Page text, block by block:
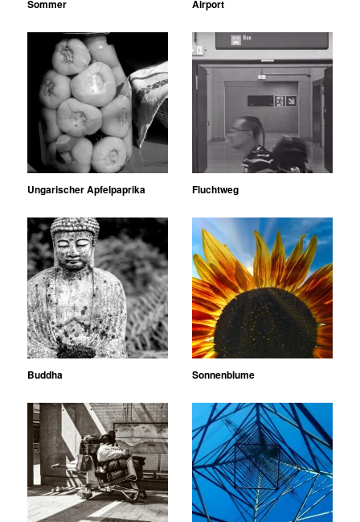
Sommer Airport
Ungarischer Apfelpaprika Fluchtweg
Buddha Sonnenblume